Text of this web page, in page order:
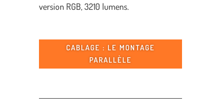
version RGB, 3210 lumens.
CABLAGE : LE MONTAGE
PARALLÈLE